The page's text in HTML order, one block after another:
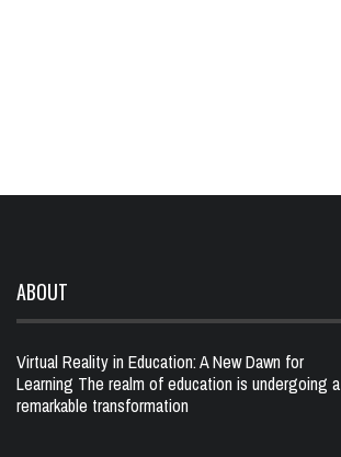
ABOUT
Virtual Reality in Education: A New Dawn for
Learning The realm of education is undergoing a
remarkable transformation